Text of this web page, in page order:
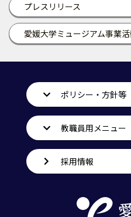
プレスリリース
愛媛大学ミュージアム事業
ポリシー・方針等
教職員用メニュー
採用情報